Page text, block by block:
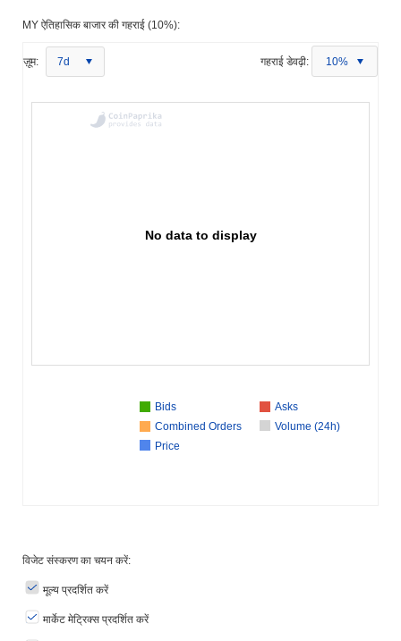
MY ऐतिहासिक बाजार की गहराई (10%):
ज़ूम: 7d गहराई डेवढ़ी: 10%
No data to display
Bids
Asks
Combined Orders
Volume (24h)
Price
विजेट संस्करण का चयन करें:
मूल्य प्रदर्शित करें
मार्केट मेट्रिक्स प्रदर्शित करें